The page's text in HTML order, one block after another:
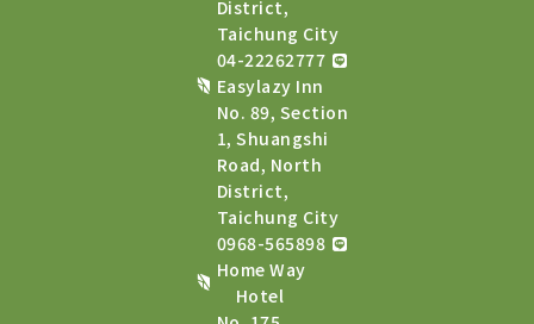
District,
Taichung City
04-22262777
Easylazy Inn
No. 89, Section
1, Shuangshi
Road, North
District,
Taichung City
0968-565898
Home Way
Hotel